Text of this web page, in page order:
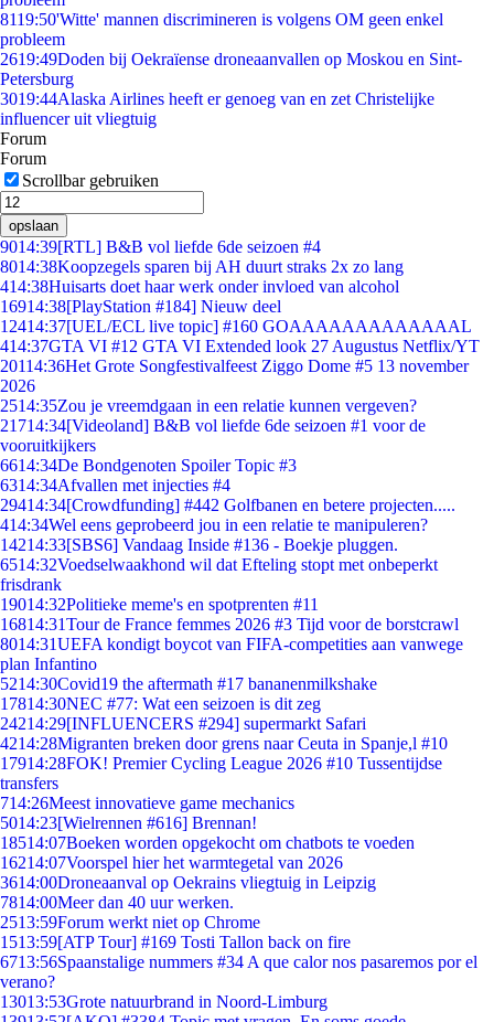
8119:50'Witte' mannen discrimineren is volgens OM geen enkel
probleem
2619:49Doden bij Oekraïense droneaanvallen op Moskou en Sint-
Petersburg
3019:44Alaska Airlines heeft er genoeg van en zet Christelijke
influencer uit vliegtuig
Forum
Forum
Scrollbar gebruiken
opslaan
9014:39[RTL] B&B vol liefde 6de seizoen #4
8014:38Koopzegels sparen bij AH duurt straks 2x zo lang
414:38Huisarts doet haar werk onder invloed van alcohol
16914:38[PlayStation #184] Nieuw deel
12414:37[UEL/ECL live topic] #160 GOAAAAAAAAAAAAAL
414:37GTA VI #12 GTA VI Extended look 27 Augustus Netflix/YT
20114:36Het Grote Songfestivalfeest Ziggo Dome #5 13 november
2026
2514:35Zou je vreemdgaan in een relatie kunnen vergeven?
21714:34[Videoland] B&B vol liefde 6de seizoen #1 voor de
vooruitkijkers
6614:34De Bondgenoten Spoiler Topic #3
6314:34Afvallen met injecties #4
29414:34[Crowdfunding] #442 Golfbanen en betere projecten.....
414:34Wel eens geprobeerd jou in een relatie te manipuleren?
14214:33[SBS6] Vandaag Inside #136 - Boekje pluggen.
6514:32Voedselwaakhond wil dat Efteling stopt met onbeperkt
frisdrank
19014:32Politieke meme's en spotprenten #11
16814:31Tour de France femmes 2026 #3 Tijd voor de borstcrawl
8014:31UEFA kondigt boycot van FIFA-competities aan vanwege
plan Infantino
5214:30Covid19 the aftermath #17 bananenmilkshake
17814:30NEC #77: Wat een seizoen is dit zeg
24214:29[INFLUENCERS #294] supermarkt Safari
4214:28Migranten breken door grens naar Ceuta in Spanje,l #10
17914:28FOK! Premier Cycling League 2026 #10 Tussentijdse
transfers
714:26Meest innovatieve game mechanics
5014:23[Wielrennen #616] Brennan!
18514:07Boeken worden opgekocht om chatbots te voeden
16214:07Voorspel hier het warmtegetal van 2026
3614:00Droneaanval op Oekrains vliegtuig in Leipzig
7814:00Meer dan 40 uur werken.
2513:59Forum werkt niet op Chrome
1513:59[ATP Tour] #169 Tosti Tallon back on fire
6713:56Spaanstalige nummers #34 A que calor nos pasaremos por el
verano?
13013:53Grote natuurbrand in Noord-Limburg